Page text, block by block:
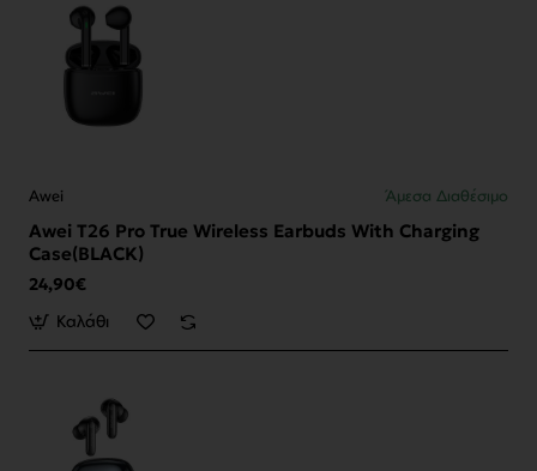
Awei Άμεσα Διαθέσιμο
Awei T26 Pro True Wireless Earbuds With Charging
Case(BLACK)
24,90€
Καλάθι